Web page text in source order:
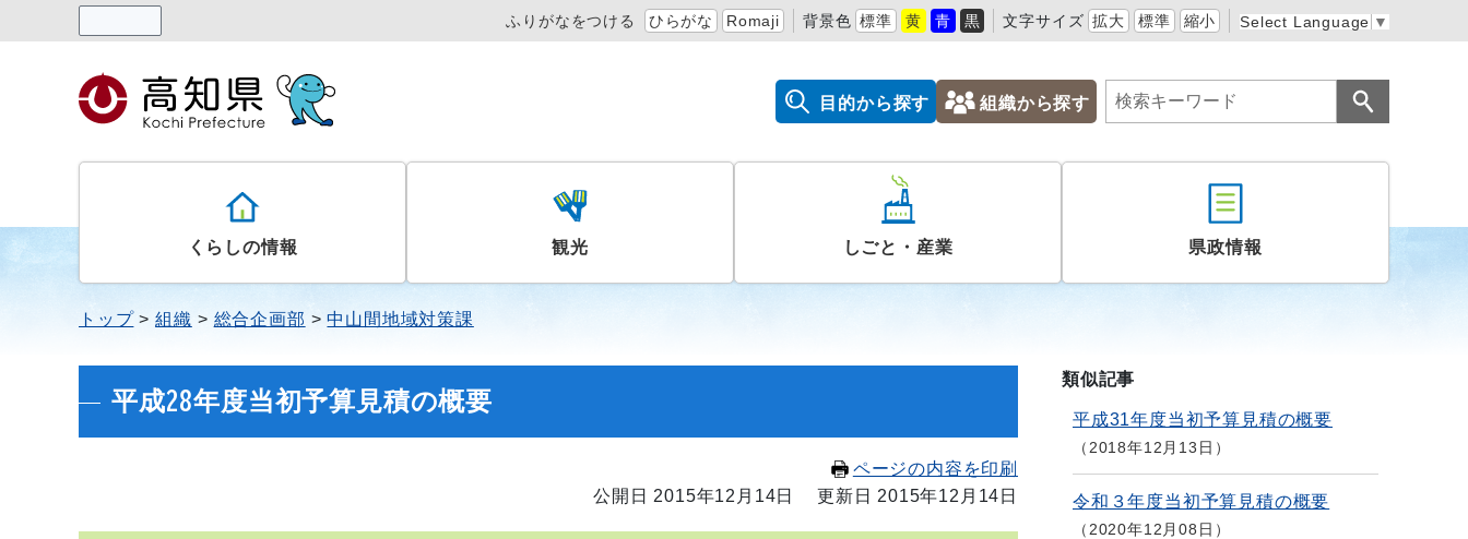
ふりがなをつける ひらがな Romaji 背景色 標準 黄 青 黒 文字サイズ 拡大 標準 縮小 Select Language ▼
目的から探す 組織から探す
くらしの情報 観光 しごと・産業 県政情報
トップ 組織 総合企画部 中山間地域対策課
平成28年度当初予算見積の概要
ページの内容を印刷
公開日 2015年12月14日
更新日 2015年12月14日
類似記事
平成31年度当初予算見積の概要
2018年12月13日
令和３年度当初予算見積の概要
2020年12月08日